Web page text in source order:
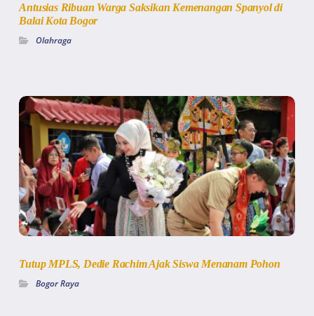
Antusias Ribuan Warga Saksikan Kemenangan Spanyol di
Balai Kota Bogor
Olahraga
Tutup MPLS, Dedie Rachim Ajak Siswa Menanam Pohon
Bogor Raya